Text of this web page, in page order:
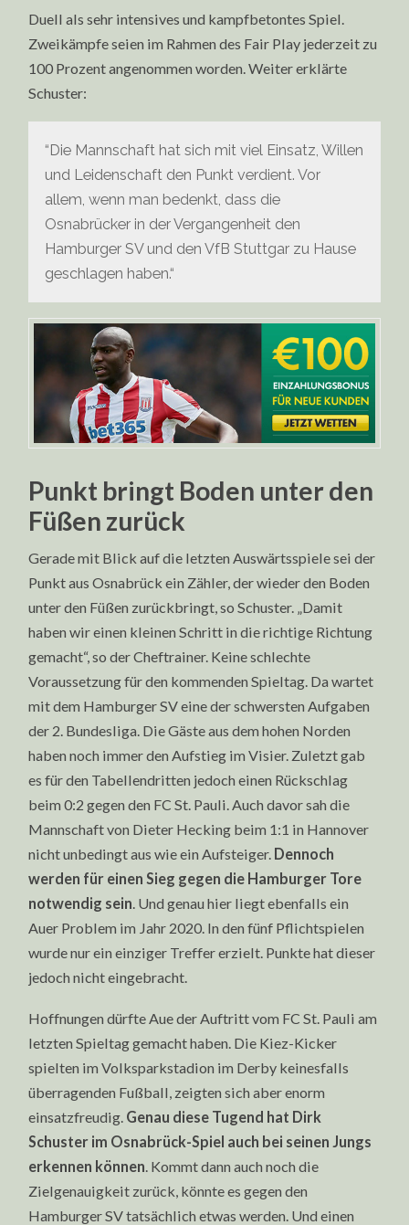
Duell als sehr intensives und kampfbetontes Spiel.
Zweikämpfe seien im Rahmen des Fair Play jederzeit zu
100 Prozent angenommen worden. Weiter erklärte
Schuster:
“Die Mannschaft hat sich mit viel Einsatz, Willen
und Leidenschaft den Punkt verdient. Vor
allem, wenn man bedenkt, dass die
Osnabrücker in der Vergangenheit den
Hamburger SV und den VfB Stuttgar zu Hause
geschlagen haben.“
Punkt bringt Boden unter den
Füßen zurück
Gerade mit Blick auf die letzten Auswärtsspiele sei der
Punkt aus Osnabrück ein Zähler, der wieder den Boden
unter den Füßen zurückbringt, so Schuster. „Damit
haben wir einen kleinen Schritt in die richtige Richtung
gemacht“, so der Cheftrainer. Keine schlechte
Voraussetzung für den kommenden Spieltag. Da wartet
mit dem Hamburger SV eine der schwersten Aufgaben
der 2. Bundesliga. Die Gäste aus dem hohen Norden
haben noch immer den Aufstieg im Visier. Zuletzt gab
es für den Tabellendritten jedoch einen Rückschlag
beim 0:2 gegen den FC St. Pauli. Auch davor sah die
Mannschaft von Dieter Hecking beim 1:1 in Hannover
nicht unbedingt aus wie ein Aufsteiger. Dennoch
werden für einen Sieg gegen die Hamburger Tore
notwendig sein. Und genau hier liegt ebenfalls ein
Auer Problem im Jahr 2020. In den fünf Pflichtspielen
wurde nur ein einziger Treffer erzielt. Punkte hat dieser
jedoch nicht eingebracht.
Hoffnungen dürfte Aue der Auftritt vom FC St. Pauli am
letzten Spieltag gemacht haben. Die Kiez-Kicker
spielten im Volksparkstadion im Derby keinesfalls
überragenden Fußball, zeigten sich aber enorm
einsatzfreudig. Genau diese Tugend hat Dirk
Schuster im Osnabrück-Spiel auch bei seinen Jungs
erkennen können. Kommt dann auch noch die
Zielgenauigkeit zurück, könnte es gegen den
Hamburger SV tatsächlich etwas werden. Und einen